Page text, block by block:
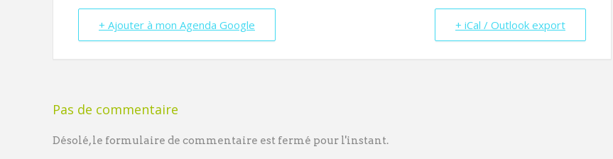
+ Ajouter à mon Agenda Google + iCal / Outlook export
Pas de commentaire
Désolé, le formulaire de commentaire est fermé pour l'instant.